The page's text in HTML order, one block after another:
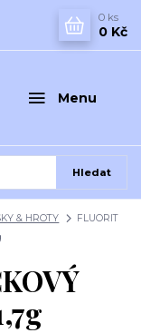
Menu
Hledat
0 ks
0 Kč
& HROTY
FLUORIT